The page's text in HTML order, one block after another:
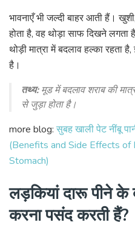
भावनाएँ भी जल्दी बाहर आती हैं।
होता है, वह थोड़ा साफ दिखने लगता
थोड़ी मात्रा में बदलाव हल्का रहता
है।
तथ्य:मूड में बदलाव शराब की
से जुड़ा होता है।
more blog: सुबह खाली पेट नींबू
(Benefits and Side Effects
Stomach)
लड़कियां दारू पीने के
करना पसंद करती हैं?